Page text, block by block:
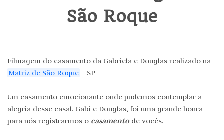
São Roque
Filmagem do casamento da Gabriela e Douglas realizado na
Matriz de São Roque - SP
Um casamento emocionante onde pudemos contemplar a
alegria desse casal. Gabi e Douglas, foi uma grande honra
para nós registrarmos o casamento de vocês.